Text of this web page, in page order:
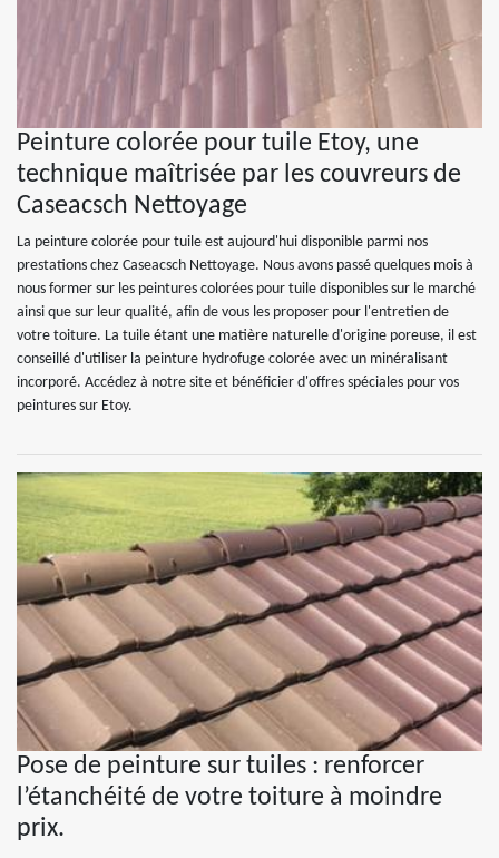
Peinture colorée pour tuile Etoy, une
technique maîtrisée par les couvreurs de
Caseacsch Nettoyage
La peinture colorée pour tuile est aujourd'hui disponible parmi nos
prestations chez Caseacsch Nettoyage. Nous avons passé quelques mois à
nous former sur les peintures colorées pour tuile disponibles sur le marché
ainsi que sur leur qualité, afin de vous les proposer pour l'entretien de
votre toiture. La tuile étant une matière naturelle d'origine poreuse, il est
conseillé d'utiliser la peinture hydrofuge colorée avec un minéralisant
incorporé. Accédez à notre site et bénéficier d'offres spéciales pour vos
peintures sur Etoy.
Pose de peinture sur tuiles : renforcer
l’étanchéité de votre toiture à moindre
prix.